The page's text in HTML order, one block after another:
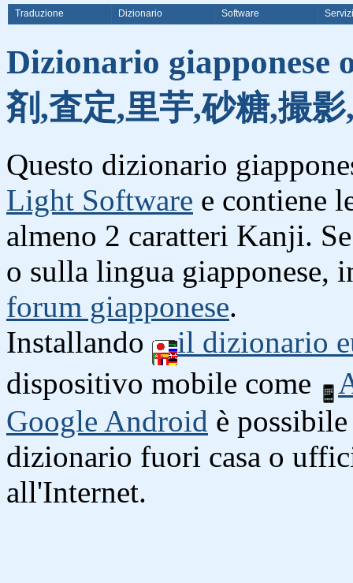
Traduzione Dizionario Software Servizi
Dizionario giapponese
剤,査定,里芋,砂糖,撮
Questo dizionario
Light Software e contiene
almeno 2 caratteri Kanji.
o sulla lingua giapponese,
forum giapponese.
Installando
il dizionario
dispositivo mobile come
Google Android è
dizionario fuori casa o
all'Internet.